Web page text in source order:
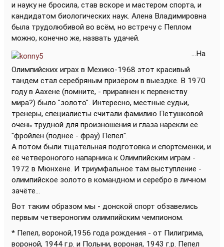
и науку не бросила, став вскоре и мастером спорта, и
кандидатом биологических наук. Алена Владимировна
была трудолюбивой во всём, но встречу с Пеплом
можно, конечно же, назвать удачей.
...На
Олимпийских играх в Мехико-1968 этот красивый
тандем стал серебряным призёром в выездке. В 1970
году в Аахене (помните, - приравнен к первенству
мира?) было "золото". Интересно, местные судьи,
тренеры, специалисты считали фамилию Петушковой
очень трудной для произношения и глаза нарекли её
"фройлен (поднее - фрау) Пепел".
А потом были тщательная подготовка и спортсменки, и
её четвероногого напарника к Олимпийским играм -
1972 в Мюнхене. И триумфальное там выступление -
олимпийское золото в командном и серебро в личном
зачёте...
Вот таким образом мы - донской спорт обзавелись
первым четвероногим олимпийским чемпионом.
* Пепел, вороной,1956 года рождения - от Пилигрима,
вороной, 1944 г.р. и Полыни, вороная, 1943 г.р. Пепел